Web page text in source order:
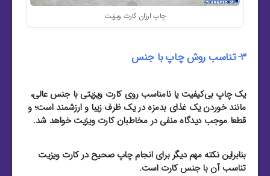
چاپ ارزان کارت ویزیت
3- تناسب روش چاپ با جنس
یک چاپ بی‌کیفیت یا نامناسب روی کارت ویزیتی با جنس عالی،
مانند خوردن یک غذای بدمزه در یک ظرف زیبا و ارزشمند است؛ و
قطعا موجب دیدگاه منفی در مخاطبان کارت ویزیت خواهد شد.
بنابراین نکته مهم دیگر برای انجام چاپ صحیح در کارت ویزیت
تناسب آن با جنس کارت است.